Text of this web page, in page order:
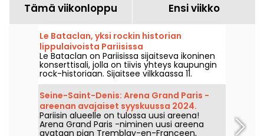
Tämä viikonloppu Ensi viikko
Le Bataclan, yksi rockin historian
lippulaivoista Pariisissa
Le Bataclan on Pariisissa sijaitseva ikoninen
konserttisali, jolla on tiivis yhteys kaupungin
rock-historiaan. Sijaitsee vilkkaassa 11.
arrondissementissa, se on yhä yksi Pariisin
musiikkikentän tunnusomaisista paikoista.
Seine-Saint-Denis: Arena Grand Paris -
areenan avajaiset syyskuussa 2024.
Pariisin alueelle on tulossa uusi areena!
Arena Grand Paris -niminen uusi areena
avataan pian Tremblay-en-Franceen,